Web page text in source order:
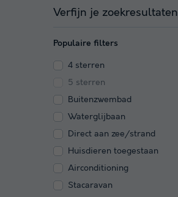
Verfijn je zoekresultaten
Populaire filters
4 sterren
5 sterren
Buitenzwembad
Waterglijbaan
Direct aan zee/strand
Huisdieren toegestaan
Airconditioning
Stacaravan